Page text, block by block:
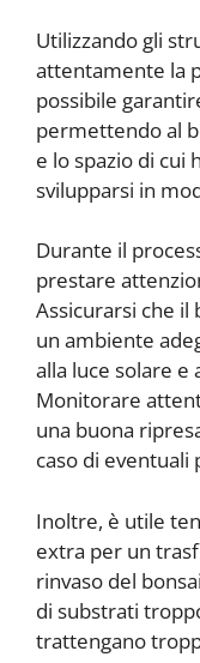
Utilizzando gli
attentamente la
possibile
permettendo al
e lo spazio di cui
svilupparsi in
Durante il
prestare
Assicurarsi che il
un ambiente
alla luce solare e
Monitorare
una buona
caso di
Inoltre, è utile
extra per un
rinvaso del
di substrati
trattengano